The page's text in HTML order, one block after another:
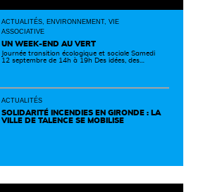
ACTUALITÉS, ENVIRONNEMENT, VIE
ASSOCIATIVE
UN WEEK-END AU VERT
Journée transition écologique et sociale Samedi
12 septembre de 14h à 19h Des idées, des
un territoire plus durable et solidaire.
ACTUALITÉS
SOLIDARITÉ INCENDIES EN GIRONDE : LA
VILLE DE TALENCE SE MOBILISE